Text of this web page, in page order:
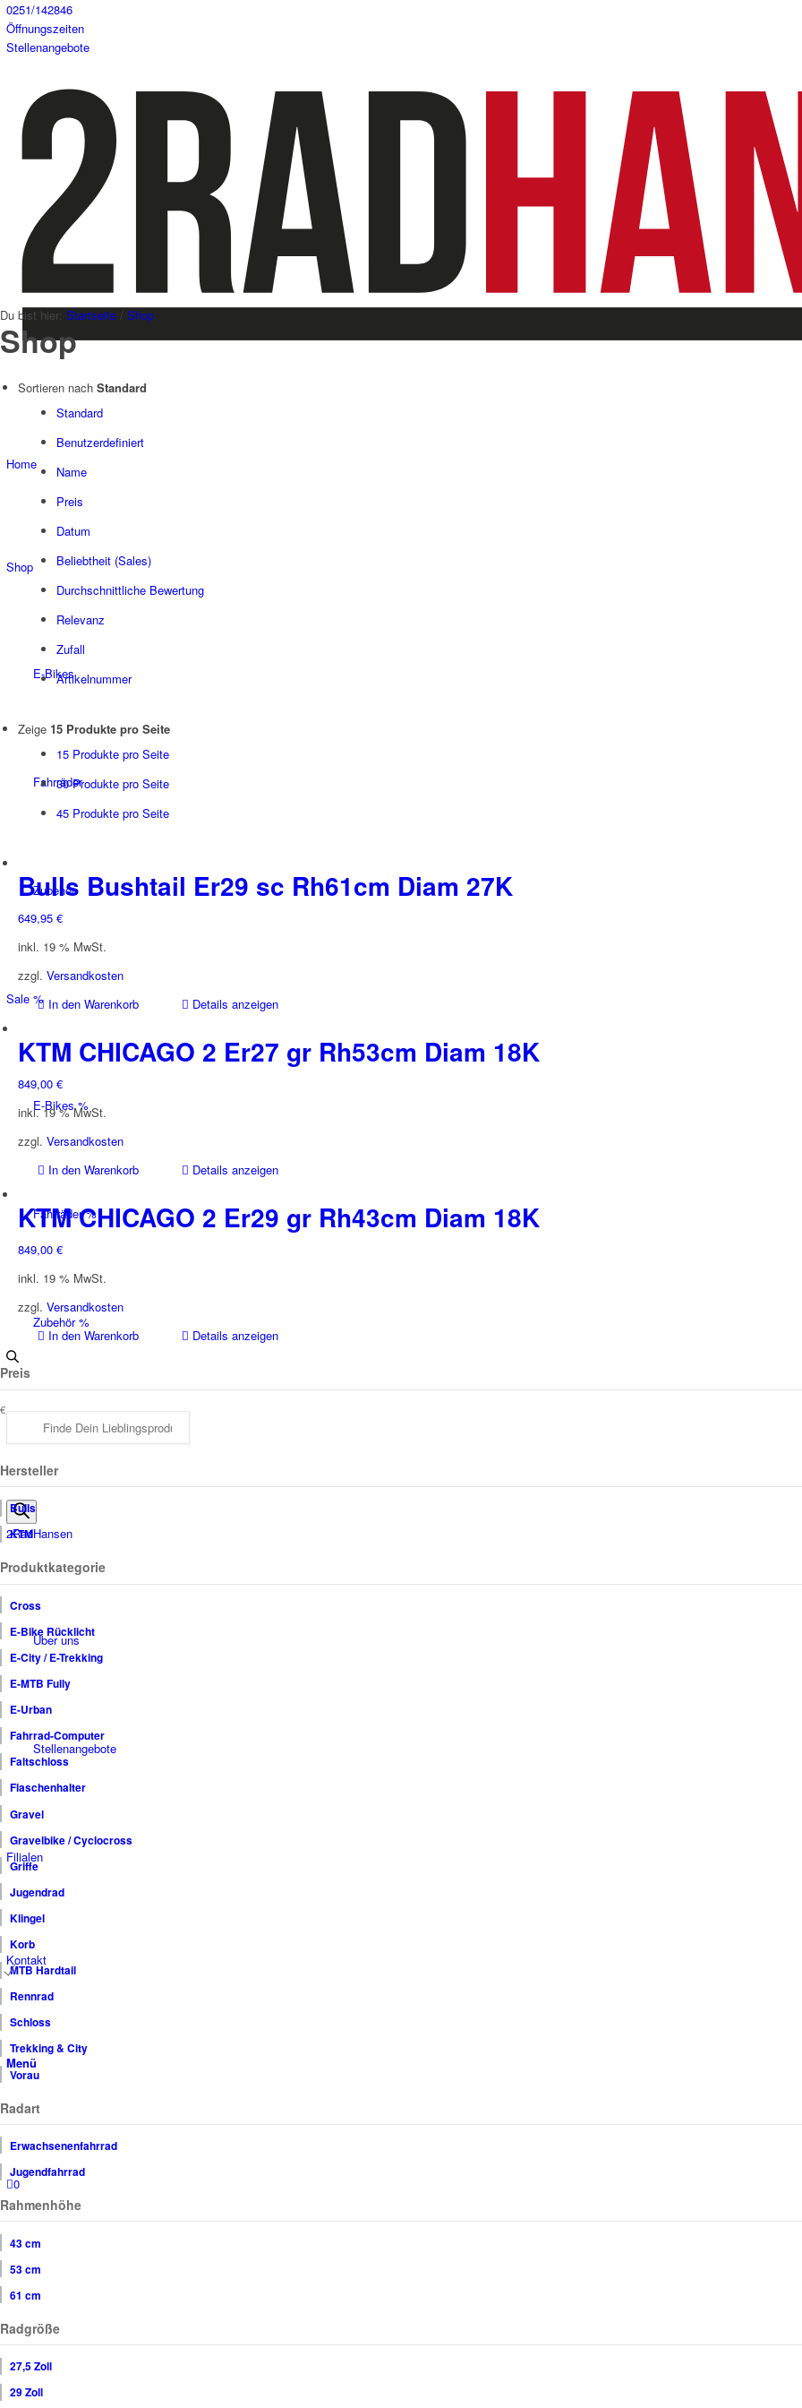
0251/142846
Öffnungszeiten
Stellenangebote
Home
Shop
E-Bikes
Fahrräder
Zubehör
Sale %
E-Bikes %
Fahrräder %
Zubehör %
Leasing
2RadHansen
Über uns
Stellenangebote
Filialen
Kontakt
search
Menü
0
Du bist hier: Startseite / Shop
Shop
Sortieren nach Standard
Standard
Benutzerdefiniert
Name
Preis
Datum
Beliebtheit (Sales)
Durchschnittliche Bewertung
Relevanz
Zufall
Artikelnummer
Zeige 15 Produkte pro Seite
15 Produkte pro Seite
30 Produkte pro Seite
45 Produkte pro Seite
Bulls Bushtail Er29 sc Rh61cm Diam 27K
649,95 €
inkl. 19 % MwSt.
zzgl. Versandkosten
In den Warenkorb
Details anzeigen
KTM CHICAGO 2 Er27 gr Rh53cm Diam 18K
849,00 €
inkl. 19 % MwSt.
zzgl. Versandkosten
In den Warenkorb
Details anzeigen
KTM CHICAGO 2 Er29 gr Rh43cm Diam 18K
849,00 €
inkl. 19 % MwSt.
zzgl. Versandkosten
In den Warenkorb
Details anzeigen
Preis
€
Hersteller
Bulls
KTM
Produktkategorie
Cross
E-Bike Rücklicht
E-City / E-Trekking
E-MTB Fully
E-Urban
Fahrrad-Computer
Faltschloss
Flaschenhalter
Gravel
Gravelbike / Cyclocross
Griffe
Jugendrad
Klingel
Korb
MTB Hardtail
Rennrad
Schloss
Trekking & City
Vorau
Radart
Erwachsenenfahrrad
Jugendfahrrad
Rahmenhöhe
43 cm
53 cm
61 cm
Radgröße
27,5 Zoll
29 Zoll